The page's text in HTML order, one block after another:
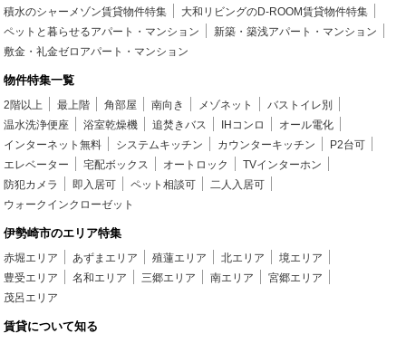
積水のシャーメゾン賃貸物件特集
大和リビングのD-ROOM賃貸物件特集
ペットと暮らせるアパート・マンション
新築・築浅アパート・マンション
敷金・礼金ゼロアパート・マンション
物件特集一覧
2階以上 最上階 角部屋 南向き メゾネット
バストイレ別
温水洗浄便座
浴室乾燥機 追焚きバス IHコンロ
オール電化
インターネット無料
システムキッチン カウンターキッチン
P2台可
エレベーター
宅配ボックス オートロック
TVインターホン
防犯カメラ
即入居可 ペット相談可
二人入居可
ウォークインクローゼット
伊勢崎市のエリア特集
赤堀エリア あずまエリア 殖蓮エリア 北エリア
境エリア
豊受エリア
名和エリア 三郷エリア 南エリア
宮郷エリア
茂呂エリア
賃貸について知る